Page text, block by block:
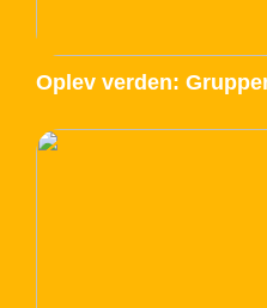
Oplev verden: